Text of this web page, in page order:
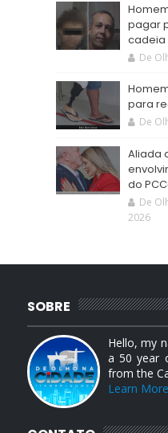
pagar
cadeia
De
para
De
Aliada
do
De
2026
SOBRE
Hello, my
a 50 year
from the
Learn